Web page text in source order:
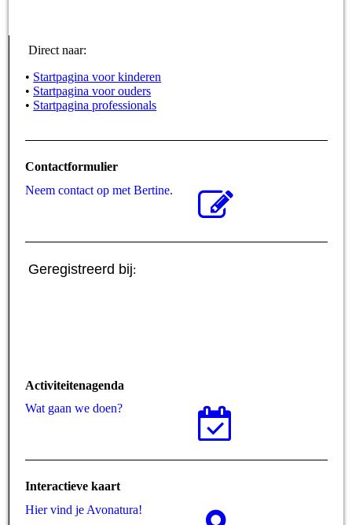
Direct naar:
• Startpagina voor kinderen
• Startpagina voor ouders
• Startpagina professionals
Contactformulier
Neem contact op met Bertine.
Geregistreerd bij:
Activiteitenagenda
Wat gaan we doen?
Interactieve kaart
Hier vind je Avonatura!